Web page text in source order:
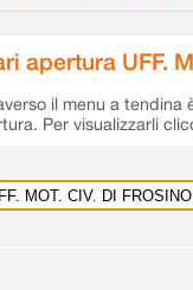
apertura UFF.
il menu a tendina
Per visualizzarli